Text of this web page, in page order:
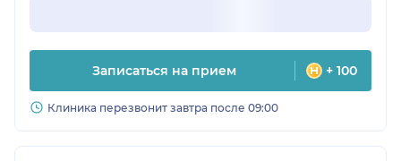
Записаться на прием + 100
Клиника перезвонит завтра после 09:00